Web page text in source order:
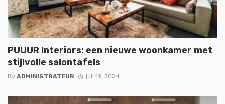
PUUUR Interiors: een nieuwe woonkamer met
stijlvolle salontafels
By ADMINISTRATEUR juli 19, 2024